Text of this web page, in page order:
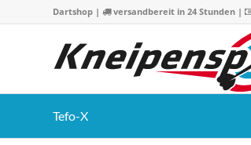
Dartshop | versandbereit in 24 Stunden |
Tefo-X